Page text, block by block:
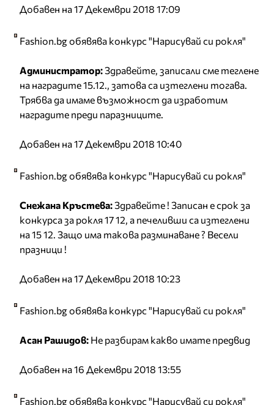
Добавен на 17 Декември 2018 17:09
Fashion.bg обявява конкурс "Нарисувай си рокля"
Администратор:Здравейте, записали сме теглене
на наградите 15.12., затова са изтеглени тогава.
Трябва да имаме възможност да изработим
наградите преди паразниците.
Добавен на 17 Декември 2018 10:40
Fashion.bg обявява конкурс "Нарисувай си рокля"
Снежана Кръстева:Здравейте ! Записан е срок за
конкурса за рокля 17 12, а печеливши са изтеглени
на 15 12. Защо има такова разминаване ? Весели
празници !
Добавен на 17 Декември 2018 10:23
Fashion.bg обявява конкурс "Нарисувай си рокля"
Асан Рашидов: Не разбирам какво имате предвид
Добавен на 16 Декември 2018 13:55
Fashion.bg обявява конкурс "Нарисувай си рокля"